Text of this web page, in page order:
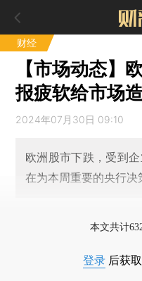
财经
【市场动态】
报疲软给市场
2024年07月30日 09:10
欧洲股市下跌，受到
在为本周重要的央行决
本文共计
登录 后获